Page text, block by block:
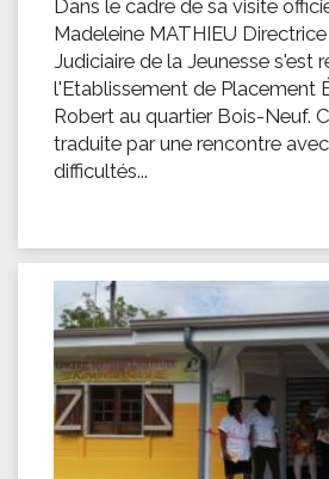
Dans le cadre de sa visite
Madeleine MATHIEU
Judiciaire de la Jeunesse s'est
l'Etablissement de Placement
Robert au quartier Bois-Neuf.
traduite par une rencontre
difficultés...